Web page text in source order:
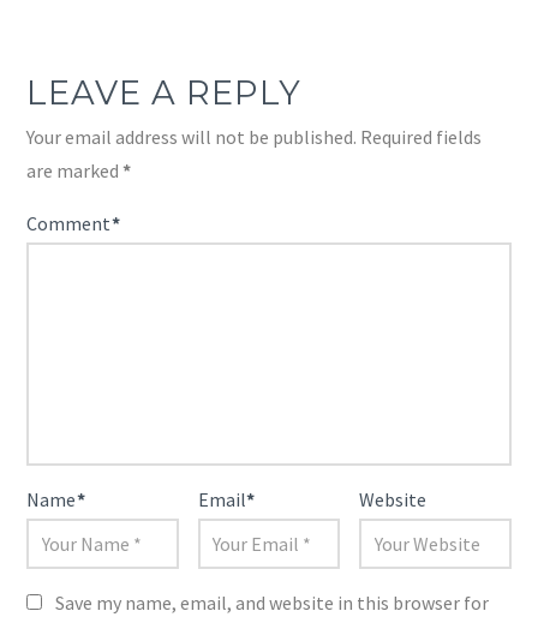
LEAVE A REPLY
Your email address will not be published. Required fields
are marked*
Comment*
Name* Email* Website
Save my name, email, and website in this browser for